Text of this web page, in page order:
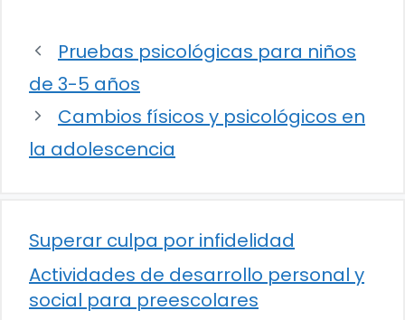
Pruebas psicológicas para niños
de 3-5 años
Cambios físicos y psicológicos en
la adolescencia
Superar culpa por infidelidad
Actividades de desarrollo personal y
social para preescolares